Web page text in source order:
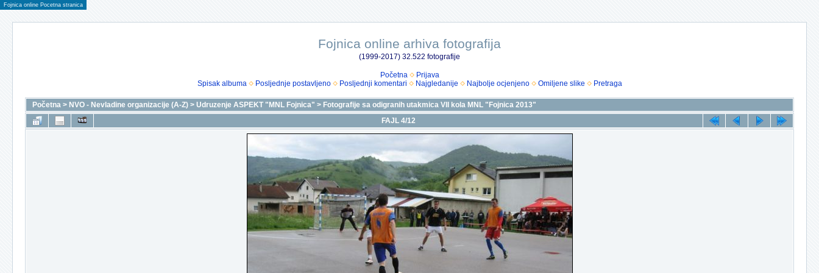
Fojnica online Pocetna stranica
Fojnica online arhiva fotografija
(1999-2017) 32.522 fotografije
Početna
Prijava
Spisak albuma
Posljednje postavljeno Posljednji komentari Najgledanije Najbolje ocjenjeno Omiljene slike Pretraga
Početna > NVO - Nevladine organizacije (A-Z) > Udruzenje ASPEKT "MNL Fojnica" > Fotografije sa odigranih utakmica VII kola MNL "Fojnica 2013"
FAJL 4/12